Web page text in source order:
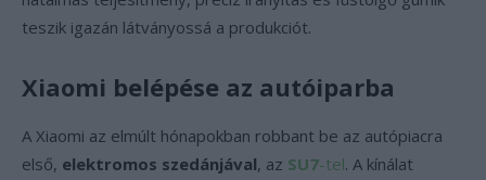
teszik igazán látványossá a produkciót.
Xiaomi belépése az autóiparba
A Xiaomi az elmúlt hónapokban robbant be az autópiacra
első, elektromos szedánjával, az SU7-tel. A kínálat